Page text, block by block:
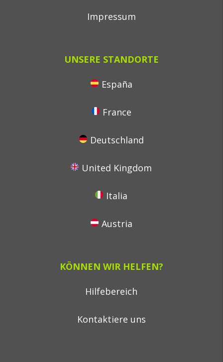
Impressum
UNSERE STANDORTE
España
France
Deutschland
United Kingdom
Italia
Austria
KÖNNEN WIR HELFEN?
Hilfebereich
Kontaktiere uns